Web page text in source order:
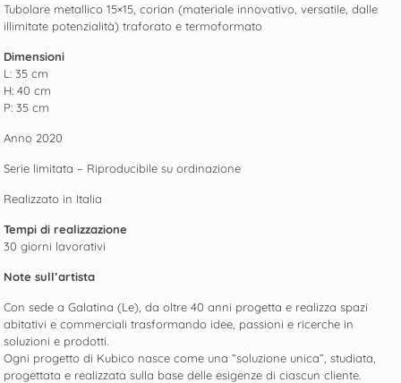
Tubolare metallico 15×15, corian (materiale innovativo, versatile, dalle
illimitate potenzialità) traforato e termoformato
Dimensioni
L: 35 cm
H: 40 cm
P: 35 cm
Anno 2020
Serie limitata – Riproducibile su ordinazione
Realizzato in Italia
Tempi di realizzazione
30 giorni lavorativi
Note sull’artista
Con sede a Galatina (Le), da oltre 40 anni progetta e realizza spazi
abitativi e commerciali trasformando idee, passioni e ricerche in
soluzioni e prodotti.
Ogni progetto di Kubico nasce come una “soluzione unica”, studiata,
progettata e realizzata sulla base delle esigenze di ciascun cliente.